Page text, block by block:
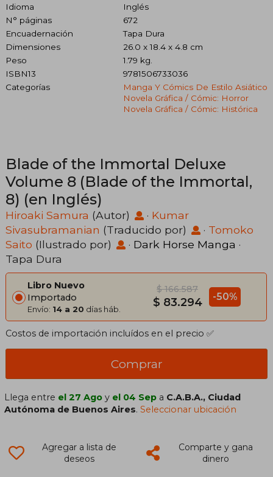
Idioma
Inglés
N° páginas
672
Encuadernación
Tapa Dura
Dimensiones
26.0 x 18.4 x 4.8 cm
Peso
1.79 kg.
ISBN13
9781506733036
Categorías
Manga Y Cómics De Estilo Asiático
Novela Gráfica / Cómic: Horror
Novela Gráfica / Cómic: Histórica
Blade of the Immortal Deluxe
Volume 8 (Blade of the Immortal,
8) (en Inglés)
Hiroaki Samura (Autor) · Kumar
Sivasubramanian (Traducido por) · Tomoko
Saito (Ilustrado por) · Dark Horse Manga ·
Tapa Dura
Libro Nuevo
Importado
Envío: 14 a 20 días háb.
$ 166.587
$ 83.294 -50%
Costos de importación incluídos en el precio ✅
Comprar
Llega entre el 27 Ago y el 04 Sep a C.A.B.A., Ciudad
Autónoma de Buenos Aires.Seleccionar ubicación
Agregar a lista de
deseos
Comparte y gana
dinero